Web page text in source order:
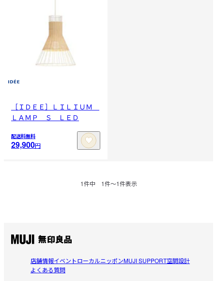
［ＩＤＥＥ］ＬＩＬＩＵＭ
ＬＡＭＰ Ｓ ＬＥＤ
配送料無料
29,900円
1件中 1件〜1件表示
店舗情報イベントローカルニッポンMUJI SUPPORT空間設計
よくある質問